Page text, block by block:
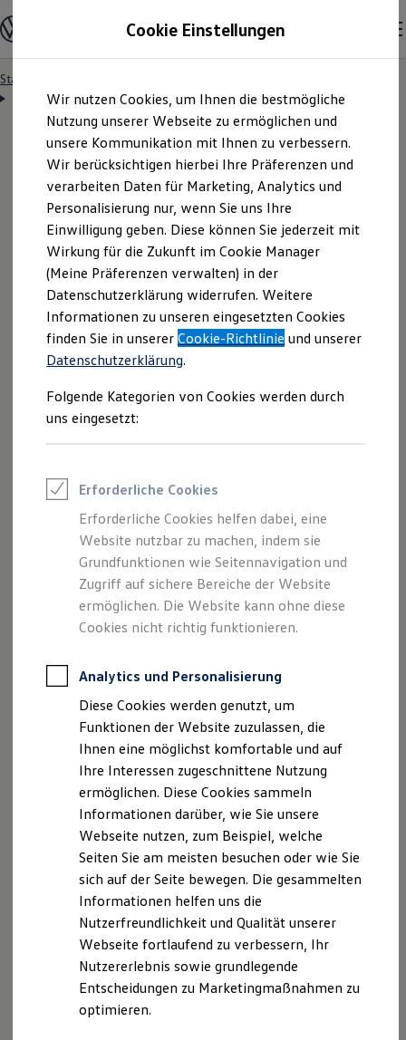
Hauptinhalt
springen
Footer
springen
Modelle & Konfigurator
Nutzfahrzeugkategorien entdecken
Modelle konfigurieren
Vorgängermodelle und Oldtimer
Vorgängermodelle
Oldtimer
Bulli Historie
Branchenlösungen & Gewerbekunden
Umbaulösungen und Hersteller finden
Auf- und Umbauten entdecken & konfigurieren
Groß- und Sonderkunden
Großkunden
Kommunen & Behörden
Journalisten
Sportvereine
Branchenlösungen
Bau & Handwerk
Gewerbliche Personenbeförderung
Service & mobile Werkstätten
Kurier, Logistik & Handel
Kühlfahrzeuge
Feuerwehr
ONE Business ID Vorteile
Fahrzeuge online kaufen
Digitaler Marktplatz
Kauf & Finanzierung
Online-Fahrzeugbewertung
Aktionen & Angebote
E-Auto-Förderung
Für Privatkunden
Für Gewerbekunden
Profi Paket
ProfiPartner für Gebrauchtwagen
Finanzierung
Für Privatkunden
Für Gewerbekunden
Leasing
Für Privatkunden
Für Gewerbekunden
Versicherungen & Garantien
Garantien
Kfz-Versicherung für Nutzfahrzeuge
Restschuldversicherung
Wartungsverträge
Besitzer & Service
Reparatur & Service
Sommer-Special
Reparatur, Pflege & Inspektion
Servicetermin anfragen
Service-Vorteile bei Volkswagen Nutzfahrzeuge
ServicePlus
Economy Service
Räder & Reifen Service
Startseite
Servicetermin anfragen
Servicetermin bequem
online anfragen
Nutzen Sie unser Onlineformular, um schnell und
unkompliziert einen Servicetermin bei Ihrem
Volkswagen NutzfahrzeugePartner anzufragen.
Cookie Einstellungen
Wir nutzen Cookies, um Ihnen die bestmögliche
Nutzung unserer Webseite zu ermöglichen und
unsere Kommunikation mit Ihnen zu verbessern.
Wir berücksichtigen hierbei Ihre Präferenzen und
verarbeiten Daten für Marketing, Analytics und
Personalisierung nur, wenn Sie uns Ihre
Einwilligung geben. Diese können Sie jederzeit mit
Wirkung für die Zukunft im Cookie Manager
(Meine Präferenzen verwalten) in der
Datenschutzerklärung widerrufen. Weitere
Informationen zu unseren eingesetzten Cookies
finden Sie in unsererCookie-Richtlinie und unserer
Datenschutzerklärung.
Folgende Kategorien von Cookies werden durch
uns eingesetzt:
Erforderliche Cookies
Erforderliche Cookies helfen dabei, eine
Website nutzbar zu machen, indem sie
Grundfunktionen wie Seitennavigation und
Zugriff auf sichere Bereiche der Website
ermöglichen. Die Website kann ohne diese
Cookies nicht richtig funktionieren.
Analytics und Personalisierung
Diese Cookies werden genutzt, um
Funktionen der Website zuzulassen, die
Ihnen eine möglichst komfortable und auf
Ihre Interessen zugeschnittene Nutzung
ermöglichen. Diese Cookies sammeln
Informationen darüber, wie Sie unsere
Webseite nutzen, zum Beispiel, welche
Seiten Sie am meisten besuchen oder wie Sie
sich auf der Seite bewegen. Die gesammelten
Informationen helfen uns die
Nutzerfreundlichkeit und Qualität unserer
Webseite fortlaufend zu verbessern, Ihr
Nutzererlebnis sowie grundlegende
Entscheidungen zu Marketingmaßnahmen zu
optimieren.